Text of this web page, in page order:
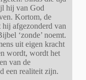
hij van God
Kortom, de
afgezonderd van
‘zonde’ noemt.
uit eigen kracht
wordt, wordt het
van de
een realiteit zijn.